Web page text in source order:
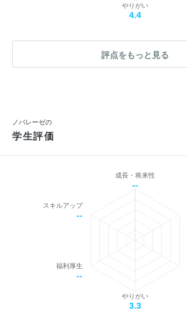
やりがい
4.4
評点をもっと見る
ノバレーゼの
学生評価
成長・将来性
--
やりがい
3.3
福利厚生
--
スキルアップ
--